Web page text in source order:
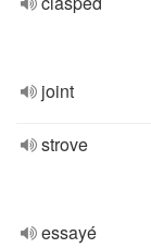
joint
strove
essayé